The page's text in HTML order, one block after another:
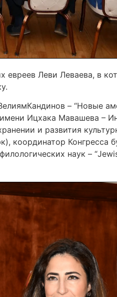
евреев Леви Леваева, в
– “Новые
Ицхака Мавашева –
и развития
координатор
наук –